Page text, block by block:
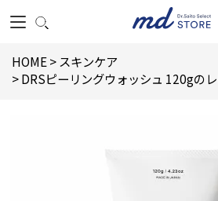
HOME
スキンケア
DRSピーリングウォッシュ 120gの